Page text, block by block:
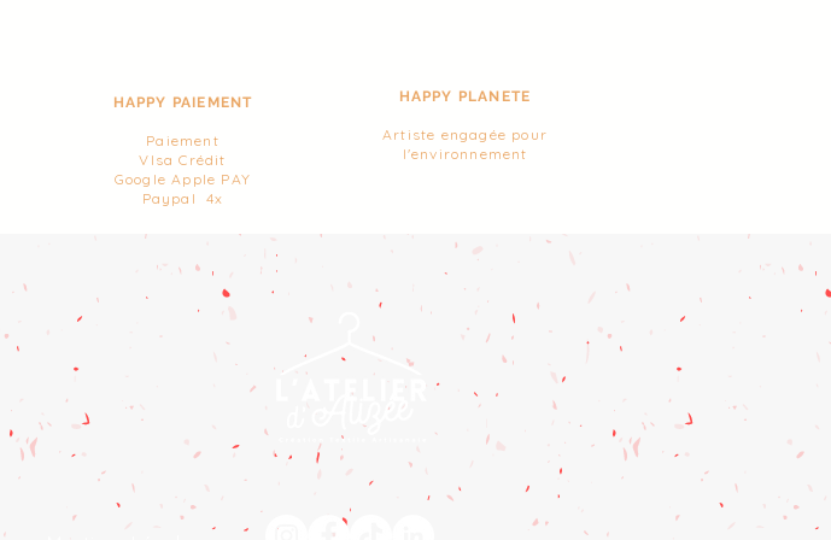
HAPPY PAIEMENT
Paiement
VIsa Crédit
Google Apple PAY
Paypal 4x
HAPPY PLANETE
Artiste engagée pour
l'environnement